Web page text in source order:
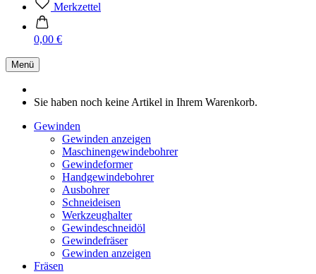
Merkzettel
0,00 €
Menü
Sie haben noch keine Artikel in Ihrem Warenkorb.
Gewinden
Gewinden anzeigen
Maschinengewindebohrer
Gewindeformer
Handgewindebohrer
Ausbohrer
Schneideisen
Werkzeughalter
Gewindeschneidöl
Gewindefräser
Gewinden anzeigen
Fräsen